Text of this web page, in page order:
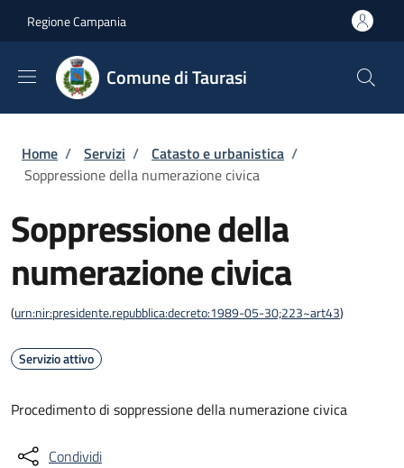
Regione Campania
Comune di Taurasi
Briciole di pane
Home / Servizi / Catasto e urbanistica /
Soppressione della numerazione civica
Soppressione della
numerazione civica
(urn:nir:presidente.repubblica:decreto:1989-05-30;223~art43)
Servizio attivo
Procedimento di soppressione della numerazione civica
Condividi